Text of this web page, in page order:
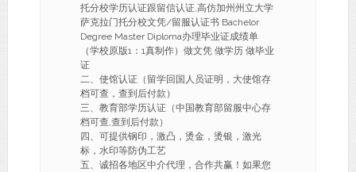
托分校学历认证跟留信认证,高仿加州州立大学
萨克拉门托分校文凭/留服认证书 Bachelor
Degree Master Diploma办理毕业证成绩单
（学校原版1：1真制作）做文凭 做学历 做毕业
证
二、使馆认证（留学回国人员证明，大使馆存
档可查，查到后付款）
三、教育部学历认证（中国教育部留服中心存
档可查,查到后付款）
四、可提供钢印，激凸，烫金，烫银，激光
标，水印等防伪工艺
五、诚招各地区中介代理，合作共赢！如果您